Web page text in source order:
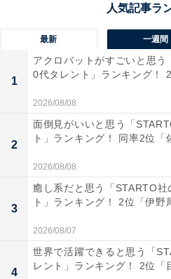
求めて多くの人が訪れる人気
水揚げされた魚介をその場で
だ食材を盛って楽しむ「味勝
験が魅力。市場の活気と潮の
ならではの海鮮グルメを堪能
回答者からは「味勝手丼とい
せて食べる海鮮丼が印象に残
ここまで贅沢に食べられる機
せでした！」（10代女性／京
お魚を海鮮丼や海鮮御前にし
でいいです」（60代女性／長
化していて、地元の漁港から
使った海の幸が堪能できます
最新 一週間
1
アクロバットがすごいと思う
0代タレント」ランキング！ 2
2026/08/08
2
面倒見がいいと思う「
ト」ランキング！ 同率2位「
2026/08/08
3
癒し系だと思う「STARTO社
ト」ランキング！ 2位「伊野
2026/08/07
4
世界で活躍できると思う「
レント」ランキング！ 2位「